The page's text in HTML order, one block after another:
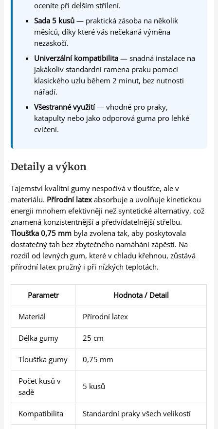
oceníte při delším střílení.
Sada 5 kusů — praktická zásoba na několik
měsíců, díky které vás nečekaná výměna
nezaskočí.
Univerzální kompatibilita — snadná instalace na
jakákoliv standardní ramena praku pomocí
klasického uzlu během 2 minut, bez nutnosti
nářadí.
Všestranné využití— vhodné pro praky,
katapulty nebo jako odporová guma pro lehké
cvičení.
Detaily a výkon
Tajemství kvalitní gumy nespočívá v tloušťce, ale v
materiálu. Přírodní latexabsorbuje a uvolňuje kinetickou
energii mnohem efektivněji než syntetické alternativy, což
znamená konzistentnější a předvídatelnější střelbu.
Tloušťka 0,75 mm byla zvolena tak, aby poskytovala
dostatečný tah bez zbytečného namáhání zápěstí. Na
rozdíl od levných gum, které v chladu křehnou, zůstává
přírodní latex pružný i při nízkých teplotách.
Parametr Hodnota / Detail
Materiál Přírodní latex
Délka gumy 25 cm
Tloušťka gumy 0,75 mm
Počet kusů v
sadě
5 kusů
Kompatibilita Standardní praky všech velikostí